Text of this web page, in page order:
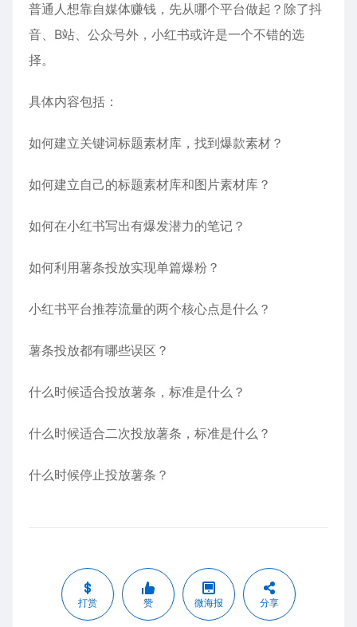
普通人想靠自媒体赚钱，先从哪个平台做起？除了抖
音、B站、公众号外，小红书或许是一个不错的选
择。
具体内容包括：
如何建立关键词标题素材库，找到爆款素材？
如何建立自己的标题素材库和图片素材库？
如何在小红书写出有爆发潜力的笔记？
如何利用薯条投放实现单篇爆粉？
小红书平台推荐流量的两个核心点是什么？
薯条投放都有哪些误区？
什么时候适合投放薯条，标准是什么？
什么时候适合二次投放薯条，标准是什么？
什么时候停止投放薯条？
打赏 赞 微海报 分享